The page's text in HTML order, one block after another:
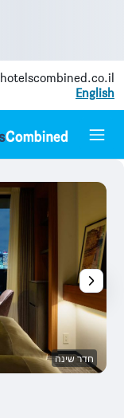
hotelscombined.co.il
English
חדר שינה